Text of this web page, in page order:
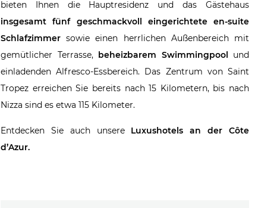
bieten Ihnen die Hauptresidenz und das Gästehaus
insgesamt fünf geschmackvoll eingerichtete en-suite
Schlafzimmer sowie einen herrlichen Außenbereich mit
gemütlicher Terrasse,beheizbarem Swimmingpool und
einladenden Alfresco-Essbereich. Das Zentrum von Saint
Tropez erreichen Sie bereits nach 15 Kilometern, bis nach
Nizza sind es etwa 115 Kilometer.
Entdecken Sie auch unsere Luxushotels an der Côte
d’Azur.